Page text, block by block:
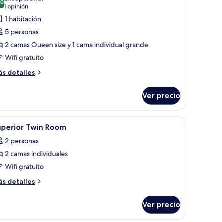
de 10
1 opinión
(1
opinión)
1 habitación
5 personas
2 camas Queen size y 1 cama individual grande
Wifi gratuito
detalles
Ver precio
blackout y wifi gratis Caja de seguridad en la habitación, cortinas
8 Twin Room
2 personas
2 camas individuales
Wifi gratuito
detalles
Ver precio